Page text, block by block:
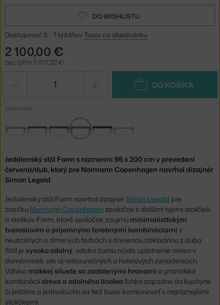
DO WISHLISTU
Dostupnosť: 5 - 7 týždňov Tovar na objednávku
2 100,00 €
bez DPH: 1 707,32 €
DO KOŠÍKA
VARIANTA
Jedálenský stôl Form s rozmermi 95 x 200 cm v prevedení
červená/dub, ktorý pre Normann Copenhagen navrhol dizajnér
Simon Legald.
Jedálenský stôl Form navrhol dizajnér Simon Legald pre
značku Normann Copenhagen spoločne s ďalšími typmi stoličiek
a stolíkov Form, ktoré spoločne zaujmú minimalistickým
tvaroslovím a príjemnými farebnými kombináciami v
neutrálnych a tlmených farbách s drevenou základňou z duba.
Stôl je vysoko odolný, vďaka čomu nájde uplatnenie nielen v
domácnosti, ale aj reštauračných a hotelových zariadeniach.
Vďaka mäkkej siluete so zaoblenými hranami a priateľské
kombinácii dreva a odolného linolea ľahko zapadne do kuchyne
či jedálne a jednoducho sa tiež bude kombinovať s najrôznejšími
stoličkami.